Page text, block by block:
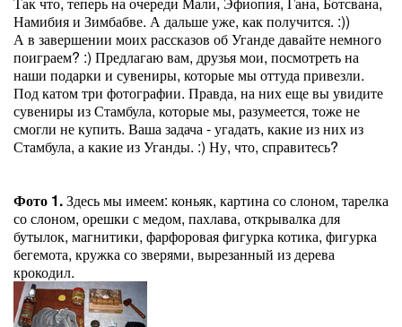
Намибия и Зимбабве. А дальше уже, как получится. :))
А в завершении моих рассказов об Уганде давайте немного
поиграем? :) Предлагаю вам, друзья мои, посмотреть на
наши подарки и сувениры, которые мы оттуда привезли.
Под катом три фотографии. Правда, на них еще вы увидите
сувениры из Стамбула, которые мы, разумеется, тоже не
смогли не купить. Ваша задача - угадать, какие из них из
Стамбула, а какие из Уганды. :) Ну, что, справитесь?
Фото 1.Здесь мы имеем: коньяк, картина со слоном, тарелка
со слоном, орешки с медом, пахлава, открывалка для
бутылок, магнитики, фарфоровая фигурка котика, фигурка
бегемота, кружка со зверями, вырезанный из дерева
крокодил.